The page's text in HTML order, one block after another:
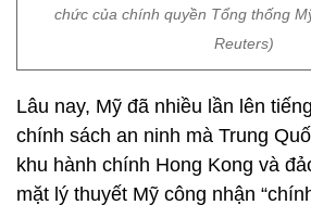
chức của chính quyền Tổng thống
Reuters)
Lâu nay, Mỹ đã nhiều lần lên
chính sách an ninh mà Trung
khu hành chính Hong Kong và
mặt lý thuyết Mỹ công nhận